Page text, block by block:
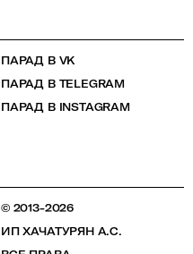
ПАРАД В VK
ПАРАД В TELEGRAM
ПАРАД В INSTAGRAM
© 2013-2026
ИП ХАЧАТУРЯН А.С.